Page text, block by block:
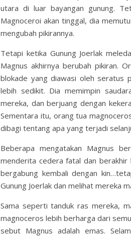
utara di luar bayangan gunung.
Magnoceroi akan tinggal, dia
mengubah pikirannya.
Tetapi ketika Gunung Joerlak
Magnus akhirnya berubah pikiran.
blokade yang diawasi oleh seratus
lebih sedikit. Dia memimpin
mereka, dan berjuang dengan
Sementara itu, orang tua
dibagi tentang apa yang terjadi
Beberapa mengatakan Magnus
menderita cedera fatal dan
bergabung kembali dengan
Gunung Joerlak dan melihat mereka
Sama seperti tanduk ras mereka,
magnoceros lebih berharga dari
sebut Magnus adalah emas.